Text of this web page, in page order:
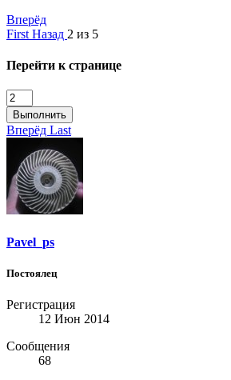
Вперёд
First Назад 2 из 5
Перейти к странице
Выполнить
Вперёд Last
Pavel_ps
Постоялец
Регистрация
12 Июн 2014
Сообщения
68